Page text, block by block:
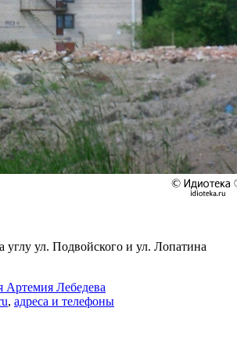
углу ул. Подвойского и ул. Лопатина
Артемия Лебедева
, адреса и телефоны